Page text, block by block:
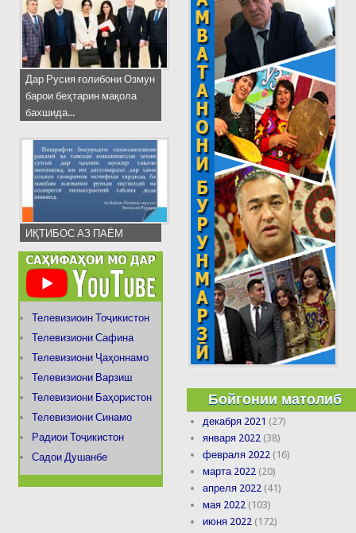
Дар Русия ғолибони Озмун
барои беҳтарин мақола
бахшида...
ИҚТИБОС АЗ ПАЁМ
Телевизиоин Тоҷикистон
Телевизиони Сафина
Телевизиони Ҷаҳоннамо
Телевизиони Варзиш
Телевизиони Баҳористон
Телевизиони Синамо
Радиои Тоҷикистон
Садои Душанбе
Бойгонии матолиб
декабря 2021 (27)
января 2022 (38)
февраля 2022 (16)
марта 2022 (20)
апреля 2022 (41)
мая 2022 (103)
июня 2022 (172)